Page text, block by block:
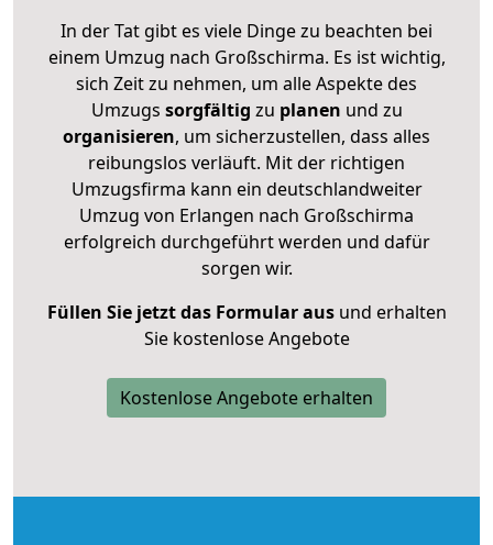
In der Tat gibt es viele Dinge zu beachten bei
einem Umzug nach Großschirma. Es ist wichtig,
sich Zeit zu nehmen, um alle Aspekte des
Umzugs sorgfältig zu planen und zu
organisieren, um sicherzustellen, dass alles
reibungslos verläuft. Mit der richtigen
Umzugsfirma kann ein deutschlandweiter
Umzug von Erlangen nach Großschirma
erfolgreich durchgeführt werden und dafür
sorgen wir.
Füllen Sie jetzt das Formular ausund erhalten
Sie kostenlose Angebote
Kostenlose Angebote erhalten